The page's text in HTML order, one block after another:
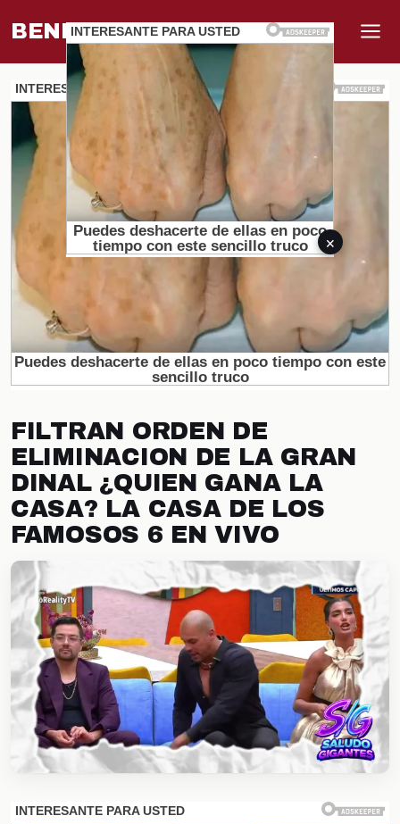
BENEFI.MUNDO
FILTRAN ORDEN DE
ELIMINACION DE LA GRAN
DINAL ¿QUIEN GANA LA
CASA? LA CASA DE LOS
FAMOSOS 6 EN VIVO
×